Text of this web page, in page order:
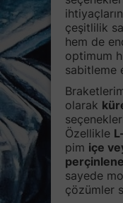
çeşitlilik
hem de
optimum
sabitleme
olarak
Özellikle
pim içe
sayede
çözümler